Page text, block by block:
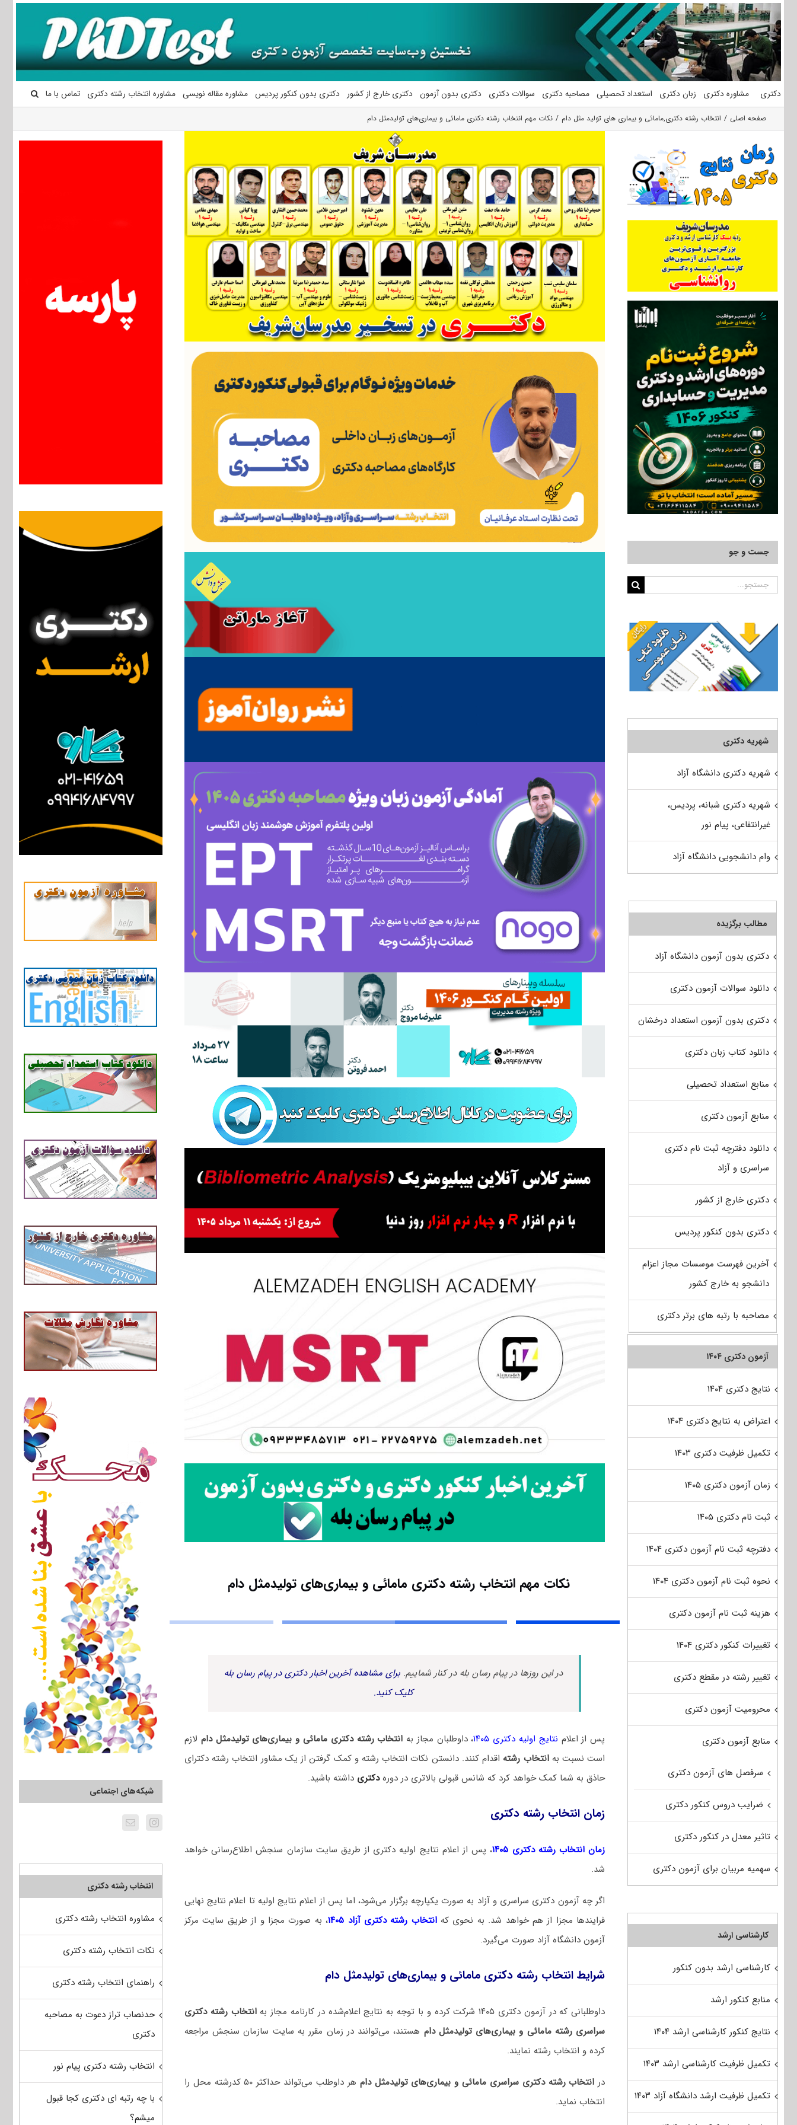
محتوا
دکتری مشاوره دکتری زبان دکتری استعداد تحصیلی مصاحبه دکتری سوالات دکتری دکتری بدون آزمون دکتری خارج از کشور دکتری بدون کنکور پردیس مشاوره مقاله نویسی مشاوره انتخاب رشته دکتری تماس با ما
صفحه اصلی انتخاب رشته دکتری,مامائی و بیماری های تولید مثل دام نکات مهم انتخاب رشته دکتری مامائی و بیماری‌های تولیدمثل دام
نکات مهم انتخاب رشته دکتری مامائی و بیماری‌های تولیدمثل دام
در این روزها در پیام رسان بله در کنار شماییم. برای مشاهده آخرین اخبار دکتری در پیام رسان بله
کلیک کنید.
پس از اعلام نتایج اولیه دکتری ۱۴۰۵ ، داوطلبان مجاز به انتخاب رشته دکتری مامائی و بیماری‌های تولیدمثل دام لازم
است نسبت بهانتخاب رشته اقدام کنند. دانستن نکات انتخاب رشته و کمک گرفتن از یک مشاور انتخاب رشته دکترای
حاذق به شما کمک خواهد کرد که شانس قبولی بالاتری در دورهدکتری داشته باشید.
زمان انتخاب رشته دکتری
زمان انتخاب رشته دکتری ۱۴۰۵
، پس از اعلام نتایج اولیه دکتری از طریق سایت سازمان سنجش اطلاع‌رسانی خواهد
شد.
اگر چه آزمون دکتری سراسری و آزاد به صورت یکپارچه برگزار می‌شود، اما پس از اعلام نتایج اولیه تا اعلام نتایج نهایی
فرایندها مجزا از هم خواهد شد. به نحوی که انتخاب رشته دکتری آزاد ۱۴۰۵
، به صورت مجزا و از طریق سایت مرکز
آزمون دانشگاه آزاد صورت می‌گیرد.
شرایط انتخاب رشته دکتری مامائی و بیماری‌های تولیدمثل دام
داوطلبانی که در آزمون دکتری ۱۴۰۵ شرکت کرده و با توجه به نتایج اعلام‌شده در کارنامه مجاز به
انتخاب رشته دکتری
سراسری رشته مامائی و بیماری‌های تولیدمثل دام هستند، می‌توانند در زمان مقرر به سایت سازمان سنجش مراجعه
کرده و انتخاب رشته نمایند.
در انتخاب رشته دکتری سراسری مامائی و بیماری‌های تولیدمثل دام
هر داوطلب می‌تواند حداکثر ۵۰ کدرشته محل را
انتخاب نماید.
شبکه‌های اجتماعی
انتخاب رشته دکتری
مشاوره انتخاب رشته دکتری
نکات انتخاب رشته دکتری
راهنمای انتخاب رشته دکتری
حدنصاب تراز دعوت به مصاحبه
دکتری
انتخاب رشته دکتری پیام نور
با چه رتبه ای دکتری کجا قبول
میشم؟
جست و جو
جستجو
شهریه دکتری
شهریه دکتری دانشگاه آزاد
شهریه دکتری شبانه، پردیس،
غیرانتفاعی، پیام نور
وام دانشجویی دانشگاه آزاد
مطالب برگزیده
دکتری بدون آزمون دانشگاه آزاد
دانلود سوالات آزمون دکتری
دکتری بدون آزمون استعداد درخشان
دانلود کتاب زبان دکتری
منابع استعداد تحصیلی
منابع آزمون دکتری
دانلود دفترچه ثبت نام دکتری
سراسری و آزاد
دکتری خارج از کشور
دکتری بدون کنکور پردیس
آخرین فهرست موسسات مجاز اعزام
دانشجو به خارج کشور
مصاحبه با رتبه های برتر دکتری
آزمون دکتری ۱۴۰۴
نتایج دکتری ۱۴۰۴
اعتراض به نتایج دکتری ۱۴۰۴
تکمیل ظرفیت دکتری ۱۴۰۳
زمان آزمون دکتری ۱۴۰۵
ثبت نام دکتری ۱۴۰۵
دفترچه ثبت نام آزمون دکتری ۱۴۰۴
نحوه ثبت نام آزمون دکتری ۱۴۰۴
هزینه ثبت نام آزمون دکتری
تغییرات کنکور دکتری ۱۴۰۴
تغییر رشته در مقطع دکتری
محرومیت آزمون دکتری
منابع آزمون دکتری
سرفصل های آزمون دکتری
ضرایب دروس کنکور دکتری
تاثیر معدل در کنکور دکتری
سهمیه مربیان برای آزمون دکتری
کارشناسی ارشد
کارشناسی ارشد بدون کنکور
منابع کنکور ارشد
نتایج کنکور کارشناسی ارشد ۱۴۰۴
تکمیل ظرفیت کارشناسی ارشد ۱۴۰۳
تکمیل ظرفیت ارشد دانشگاه آزاد ۱۴۰۳